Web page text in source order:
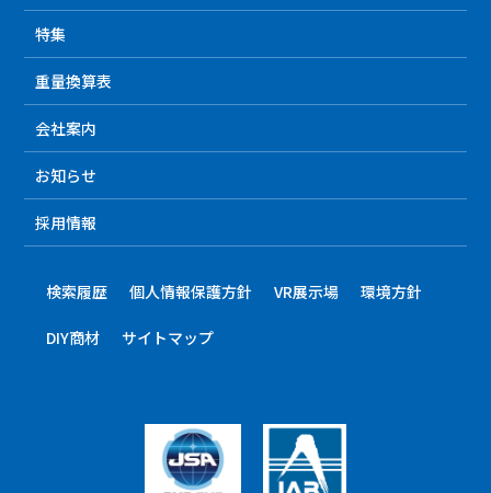
特集
重量換算表
会社案内
お知らせ
採用情報
検索履歴 個人情報保護方針 VR展示場 環境方針
DIY商材 サイトマップ